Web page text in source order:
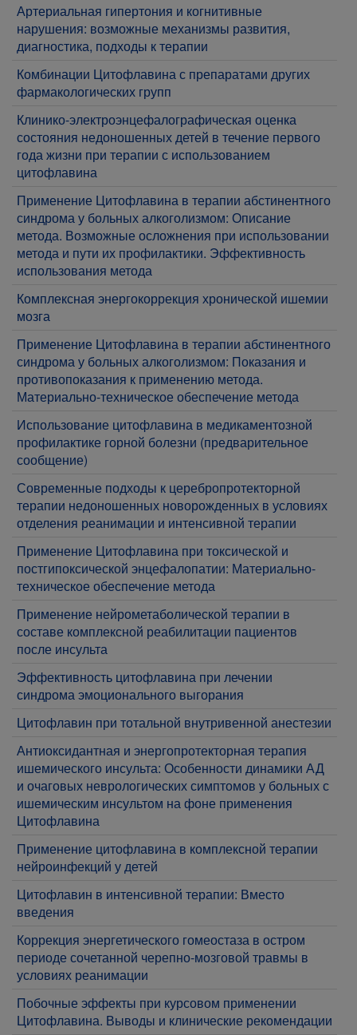
Артериальная гипертония и когнитивные
нарушения: возможные механизмы развития,
диагностика, подходы к терапии
Комбинации Цитофлавина с препаратами других
фармакологических групп
Клинико-электроэнцефалографическая оценка
состояния недоношенных детей в течение первого
года жизни при терапии с использованием
цитофлавина
Применение Цитофлавина в терапии абстинентного
синдрома у больных алкоголизмом: Описание
метода. Возможные осложнения при использовании
метода и пути их профилактики. Эффективность
использования метода
Комплексная энергокоррекция хронической ишемии
мозга
Применение Цитофлавина в терапии абстинентного
синдрома у больных алкоголизмом: Показания и
противопоказания к применению метода.
Материально-техническое обеспечение метода
Использование цитофлавина в медикаментозной
профилактике горной болезни (предварительное
сообщение)
Современные подходы к церебропротекторной
терапии недоношенных новорожденных в условиях
отделения реанимации и интенсивной терапии
Применение Цитофлавина при токсической и
постгипоксической энцефалопатии: Материально-
техническое обеспечение метода
Применение нейрометаболической терапии в
составе комплексной реабилитации пациентов
после инсульта
Эффективность цитофлавина при лечении
синдрома эмоционального выгорания
Цитофлавин при тотальной внутривенной анестезии
Антиоксидантная и энергопротекторная терапия
ишемического инсульта: Особенности динамики АД
и очаговых неврологических симптомов у больных с
ишемическим инсультом на фоне применения
Цитофлавина
Применение цитофлавина в комплексной терапии
нейроинфекций у детей
Цитофлавин в интенсивной терапии: Вместо
введения
Коррекция энергетического гомеостаза в остром
периоде сочетанной черепно-мозговой травмы в
условиях реанимации
Побочные эффекты при курсовом применении
Цитофлавина. Выводы и клинические рекомендации